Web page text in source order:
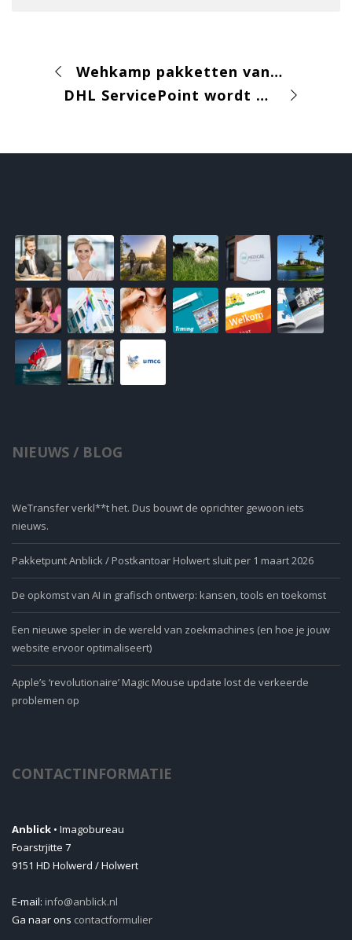
Wehkamp pakketten vanaf heden alleen mogelijk via QR-code
DHL ServicePoint wordt DHL eCommerce
NIEUWS / BLOG
WeTransfer verkl**t het. Dus bouwt de oprichter gewoon iets
nieuws.
Pakketpunt Anblick / Postkantoar Holwert sluit per 1 maart 2026
De opkomst van AI in grafisch ontwerp: kansen, tools en toekomst
Een nieuwe speler in de wereld van zoekmachines (en hoe je jouw
website ervoor optimaliseert)
Apple’s ‘revolutionaire’ Magic Mouse update lost de verkeerde
problemen op
CONTACTINFORMATIE
Anblick • Imagobureau
Foarstrjitte 7
9151 HD Holwerd / Holwert
E-mail: info@anblick.nl
Ga naar ons contactformulier